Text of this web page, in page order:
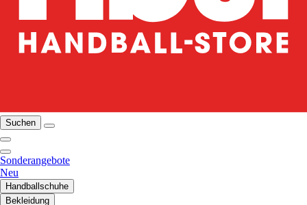
Suchen
Sonderangebote
Neu
Handballschuhe
Bekleidung